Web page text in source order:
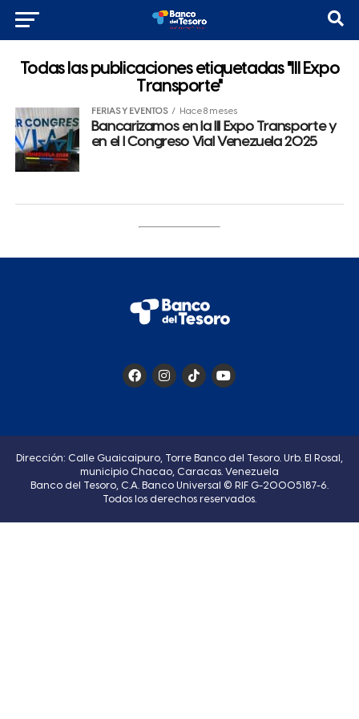
Todas las publicaciones etiquetadas "III Expo
Transporte"
FERIAS Y EVENTOS Hace 8 meses
Bancarizamos en la III Expo Transporte y
en el I Congreso Vial Venezuela 2025
Dirección: Calle Guaicaipuro, Torre Banco del Tesoro. Urb. El Rosal,
municipio Chacao, Caracas. Venezuela
Banco del Tesoro, C.A. Banco Universal © RIF G-20005187-6.
Todos los derechos reservados.